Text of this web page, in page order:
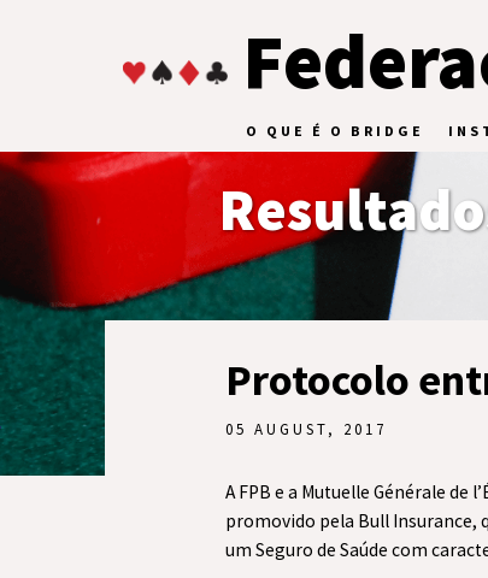
O QUE É O BRIDGE
Protocolo
05 AUGUST, 2017
A FPB e a Mutuelle Générale de
promovido pela Bull Insurance,
um Seguro de Saúde com